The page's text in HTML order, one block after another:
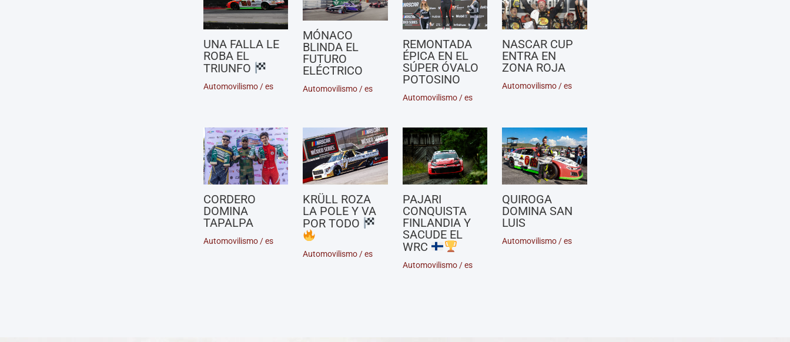
UNA FALLA LE
ROBA EL
TRIUNFO
Automovilismo/es
MÓNACO
BLINDA EL
FUTURO
ELÉCTRICO
Automovilismo/es
REMONTADA
ÉPICA EN EL
SÚPER ÓVALO
POTOSINO
Automovilismo/es
NASCAR CUP
ENTRA EN
ZONA ROJA
Automovilismo/es
CORDERO
DOMINA
TAPALPA
Automovilismo/es
KRÜLL ROZA
LA POLE Y VA
POR TODO
Automovilismo /es
PAJARI
CONQUISTA
FINLANDIA Y
SACUDE EL
WRC
Automovilismo/es
QUIROGA
DOMINA SAN
LUIS
Automovilismo /es